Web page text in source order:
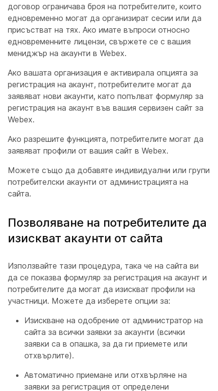
договор ограничава броя на потребителите, които
едновременно могат да организират сесии или да
присъстват на тях. Ако имате въпроси относно
едновременните лицензи, свържете се с вашия
мениджър на акаунти в Webex.
Ако вашата организация е активирала опцията за
регистрация на акаунт, потребителите могат да
заявяват нови акаунти, като попълват формуляр за
регистрация на акаунт във вашия сервизен сайт за
Webex.
Ако разрешите функцията, потребителите могат да
заявяват профили от вашия сайт в Webex.
Можете също да добавяте индивидуални или групи
потребителски акаунти от администрацията на
сайта.
Позволяване на потребителите да
изискват акаунти от сайта
Използвайте тази процедура, така че на сайта ви
да се показва формуляр за регистрация на акаунт и
потребителите да могат да изискват профили на
участници. Можете да изберете опции за:
Изискване на одобрение от администратор на
сайта за всички заявки за акаунти (всички
заявки са в опашка, за да ги приемете или
отхвърлите).
Автоматично приемане или отхвърляне на
заявки за регистрация от определени